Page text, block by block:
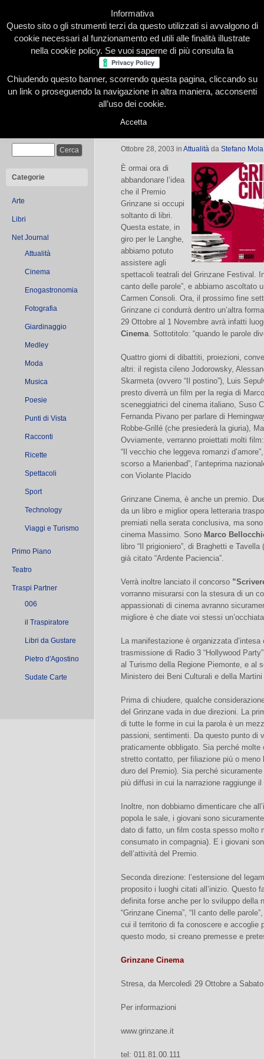
Home Presentazione Redazione Le nostre firme
Categorie
Arte
Libri
Net Journal
Attualità
Cinema
Enogastronomia
Fotografia
Giardinaggio
Medley
Moda
Musica
Poesie
Punti di Vista
Racconti
Ricette
Spettacoli
Sport
Technology
Viaggi e Turismo
Primo Piano
Teatro
Traspi Partner
006
il Traspiratore
Libri da Gustare
Pietro d'Agostino
Sudate Carte
Grinzane Cinema
Ottobre 28, 2003 in Attualità da Stefano Mola
È ormai ora di
abbandonare l’idea
che il Premio
Grinzane si occupi
soltanto di libri.
Questa estate, in
giro per le Langhe,
abbiamo potuto
assistere agli
spettacoli teatrali del Grinzane Festival.
canto delle parole”, e abbiamo ascoltato
Carmen Consoli. Ora, il prossimo fine
Grinzane ci condurrà dentro un’altra
29 Ottobre al 1 Novembre avrà infatti
Cinema. Sottotitolo: “quando le parole
Quattro giorni di dibattiti, proiezioni,
altri: il regista cileno Jodorowsky,
Skarmeta (ovvero “Il postino”), Luis
presto diverrà un film per la regia di
sceneggiatrici del cinema italiano, Suso
Fernanda Pivano per parlare di
Robbe-Grillé (che presiederà la giuria),
Ovviamente, verranno proiettati molti
“Il vecchio che leggeva romanzi
scorso a Marienbad”, l’anteprima
con Violante Placido
Grinzane Cinema, è anche un premio.
da un libro e miglior opera letteraria
premiati nella serata conclusiva, ma
cinema Massimo. Sono Marco
libro “Il prigioniero”, di Braghetti e
già citato “Ardente Paciencia”.
Verrà inoltre lanciato il concorso
vorranno misurarsi con la stesura di un
appassionati di cinema avranno
migliore è che diate voi stessi
La manifestazione è organizzata
trasmissione di Radio 3 “Hollywood
al Turismo della Regione Piemonte, e al
Ministero dei Beni Culturali e della
Prima di chiudere, qualche
del Grinzane vada in due direzioni. La
di tutte le forme in cui la parola è un
passioni, sentimenti. Da questo punto di
praticamente obbligato. Sia perché
stretto contatto, per filiazione più o
duro del Premio). Sia perché
più diffusi in cui la narrazione raggiunge
Inoltre, non dobbiamo dimenticare che
popola le sale, i giovani sono
dato di fatto, un film costa spesso molto
consumato in compagnia). E i giovani
dell’attività del Premio.
Seconda direzione: l’estensione del
proposito i luoghi citati all’inizio. Questo
definita forse anche per lo sviluppo della
“Grinzane Cinema”, “Il canto delle
cui il territorio di fa conoscere e accoglie
questo modo, si creano premesse e
Grinzane Cinema
Stresa, da Mercoledì 29 Ottobre a
Per informazioni
www.grinzane.it
tel: 011.81.00.111
Informativa
Questo sito o gli strumenti terzi da questo utilizzati si avvalgono di
cookie necessari al funzionamento ed utili alle finalità illustrate
nella cookie policy. Se vuoi saperne di più consulta la
Chiudendo questo banner, scorrendo questa pagina, cliccando su
un link o proseguendo la navigazione in altra maniera, acconsenti
all’uso dei cookie.
Accetta